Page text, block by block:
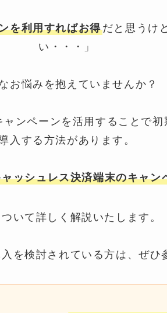
を利用すればお得だと思うけ
い・・・」
お悩みを抱えていませんか？
ンペーンを活用することで
入する方法があります。
ッシュレス決済端末のキャン
いて詳しく解説いたします。
を検討されている方は、ぜひ